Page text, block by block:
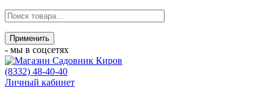
- мы в соцсетях
(8332) 48-40-40
Личный кабинет